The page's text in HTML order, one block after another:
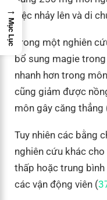
việc nhảy lên và di
Trong một nghiên
bổ sung magie
nhanh hơn trong
cũng giảm được
môn gây căng thẳng
Tuy nhiên các bằng
nghiên cứu khác
thấp hoặc trung
các vận động viên (
→
Mục Lục